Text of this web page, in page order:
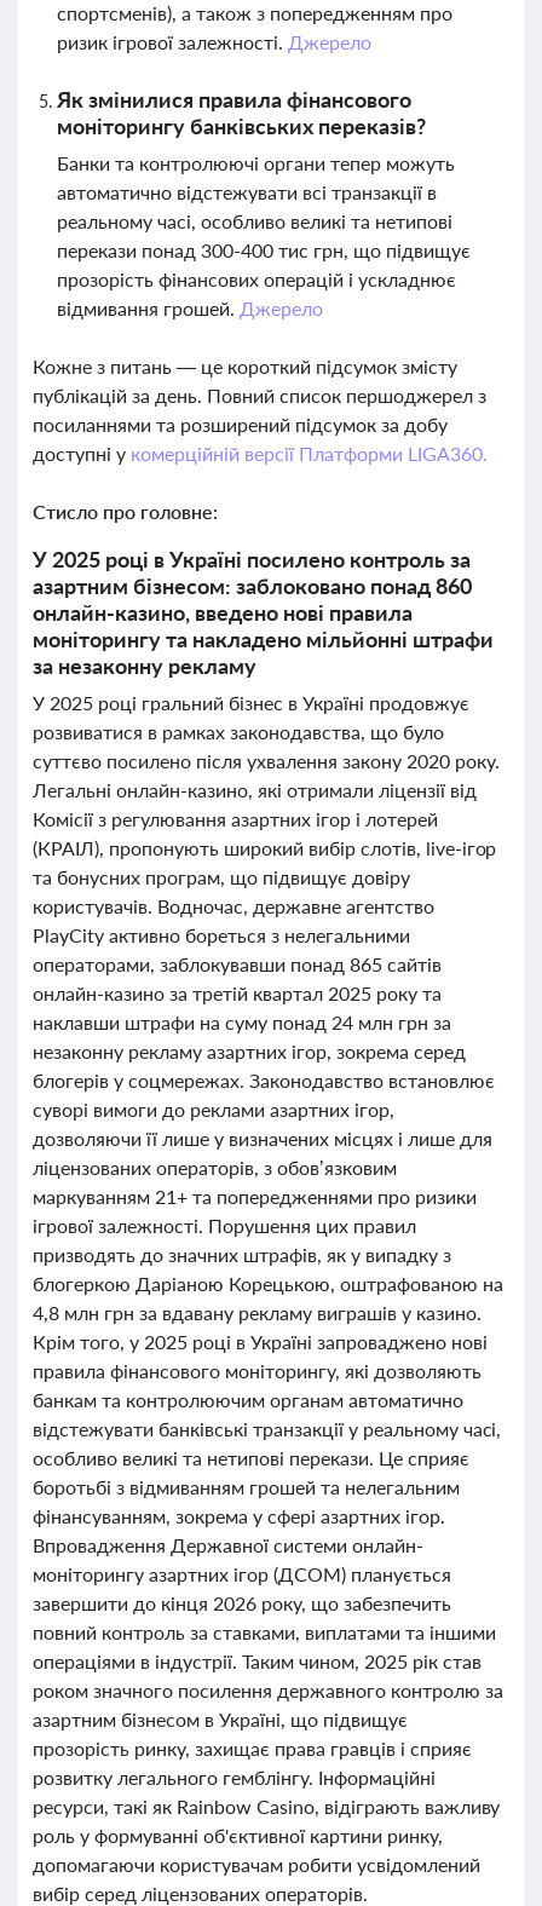
спортсменів), а також з попередженням про
ризик ігрової залежності. Джерело
Як змінилися правила фінансового
моніторингу банківських переказів?
Банки та контролюючі органи тепер можуть
автоматично відстежувати всі транзакції в
реальному часі, особливо великі та нетипові
перекази понад 300-400 тис грн, що підвищує
прозорість фінансових операцій і ускладнює
відмивання грошей. Джерело
Кожне з питань — це короткий підсумок змісту
публікацій за день. Повний список першоджерел з
посиланнями та розширений підсумок за добу
доступні у комерційній версії Платформи LIGA360.
Стисло про головне:
У 2025 році в Україні посилено контроль за
азартним бізнесом: заблоковано понад 860
онлайн-казино, введено нові правила
моніторингу та накладено мільйонні штрафи
за незаконну рекламу
У 2025 році гральний бізнес в Україні продовжує
розвиватися в рамках законодавства, що було
суттєво посилено після ухвалення закону 2020 року.
Легальні онлайн-казино, які отримали ліцензії від
Комісії з регулювання азартних ігор і лотерей
(КРАІЛ), пропонують широкий вибір слотів, live-ігор
та бонусних програм, що підвищує довіру
користувачів. Водночас, державне агентство
PlayCity активно бореться з нелегальними
операторами, заблокувавши понад 865 сайтів
онлайн-казино за третій квартал 2025 року та
наклавши штрафи на суму понад 24 млн грн за
незаконну рекламу азартних ігор, зокрема серед
блогерів у соцмережах. Законодавство встановлює
суворі вимоги до реклами азартних ігор,
дозволяючи її лише у визначених місцях і лише для
ліцензованих операторів, з обов’язковим
маркуванням 21+ та попередженнями про ризики
ігрової залежності. Порушення цих правил
призводять до значних штрафів, як у випадку з
блогеркою Даріаною Корецькою, оштрафованою на
4,8 млн грн за вдавану рекламу виграшів у казино.
Крім того, у 2025 році в Україні запроваджено нові
правила фінансового моніторингу, які дозволяють
банкам та контролюючим органам автоматично
відстежувати банківські транзакції у реальному часі,
особливо великі та нетипові перекази. Це сприяє
боротьбі з відмиванням грошей та нелегальним
фінансуванням, зокрема у сфері азартних ігор.
Впровадження Державної системи онлайн-
моніторингу азартних ігор (ДСОМ) планується
завершити до кінця 2026 року, що забезпечить
повний контроль за ставками, виплатами та іншими
операціями в індустрії. Таким чином, 2025 рік став
роком значного посилення державного контролю за
азартним бізнесом в Україні, що підвищує
прозорість ринку, захищає права гравців і сприяє
розвитку легального гемблінгу. Інформаційні
ресурси, такі як Rainbow Casino, відіграють важливу
роль у формуванні об'єктивної картини ринку,
допомагаючи користувачам робити усвідомлений
вибір серед ліцензованих операторів.